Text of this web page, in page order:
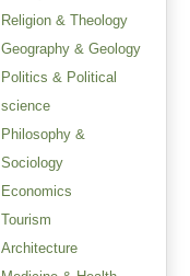
Religion & Theology
Geography & Geology
Politics & Political
science
Philosophy &
Sociology
Economics
Tourism
Architecture